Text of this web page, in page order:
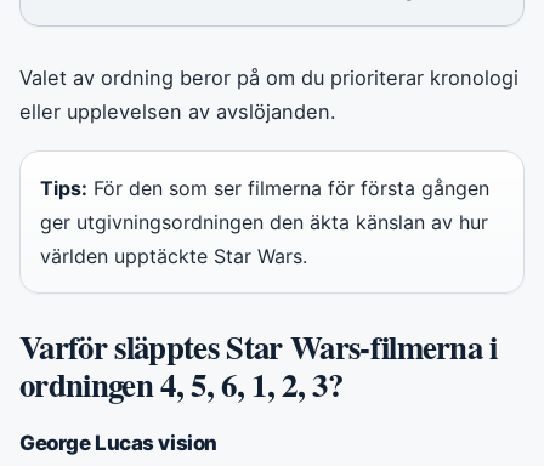
Valet av ordning beror på om du prioriterar kronologi
eller upplevelsen av avslöjanden.
Tips: För den som ser filmerna för första gången
ger utgivningsordningen den äkta känslan av hur
världen upptäckte Star Wars.
Varför släpptes Star Wars-filmerna i
ordningen 4, 5, 6, 1, 2, 3?
George Lucas vision